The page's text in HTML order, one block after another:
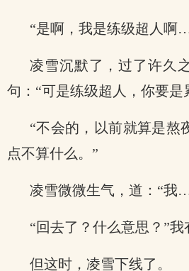
“是啊，我是练级超人
凌雪沉默了，过了许久
句：“可是练级超人，你要是
“不会的，以前就算是熬
点不算什么。”
凌雪微微生气，道：“
“回去了？什么意思？”我
但这时，凌雪下线了。